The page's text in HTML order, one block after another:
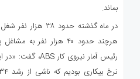
بماند.
در ماه گذشته
هرچند حدود ۴۰ هزار نفر